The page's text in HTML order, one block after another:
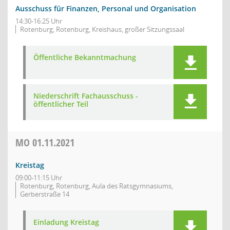
Ausschuss für Finanzen, Personal und Organisation
14:30-16:25 Uhr
Rotenburg, Rotenburg, Kreishaus, großer Sitzungssaal
Öffentliche Bekanntmachung
Niederschrift Fachausschuss -
öffentlicher Teil
MO 01.11.2021
Kreistag
09:00-11:15 Uhr
Rotenburg, Rotenburg, Aula des Ratsgymnasiums,
Gerberstraße 14
Einladung Kreistag